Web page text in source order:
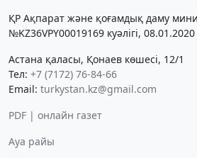
ҚР Ақпарат және қоғамдық даму
№KZ36VPY00019169 куәлігі,
Астана қаласы, Қонаев көшесі, 12/1
Тел: +7 (7172) 76-84-66
Email: turkystan.kz@gmail.com
PDF | онлайн газет
Ауа райы